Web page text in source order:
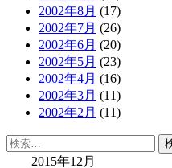
2002年8月 (17)
2002年7月 (26)
2002年6月 (20)
2002年5月 (23)
2002年4月 (16)
2002年3月 (11)
2002年2月 (11)
検
2015年12月